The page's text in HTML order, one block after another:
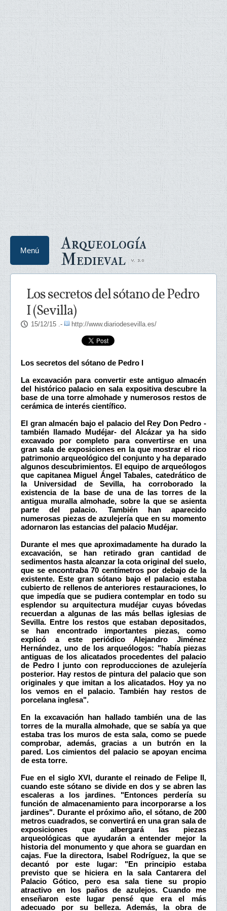
Arqueología
Medieval
Menú
Los secretos del sótano de Pedro
I (Sevilla)
15/12/15 .- http://www.diariodesevilla.es/
Los secretos del sótano de Pedro I
La excavación para convertir este antiguo almacén
del histórico palacio en sala expositiva descubre la
base de una torre almohade y numerosos restos de
cerámica de interés científico.
El gran almacén bajo el palacio del Rey Don Pedro -
también llamado Mudéjar- del Alcázar ya ha sido
excavado por completo para convertirse en una
gran sala de exposiciones en la que mostrar el rico
patrimonio arqueológico del conjunto y ha deparado
algunos descubrimientos. El equipo de arqueólogos
que capitanea Miguel Ángel Tabales, catedrático de
la Universidad de Sevilla, ha corroborado la
existencia de la base de una de las torres de la
antigua muralla almohade, sobre la que se asienta
parte del palacio. También han aparecido
numerosas piezas de azulejería que en su momento
adornaron las estancias del palacio Mudéjar.
Durante el mes que aproximadamente ha durado la
excavación, se han retirado gran cantidad de
sedimentos hasta alcanzar la cota original del suelo,
que se encontraba 70 centímetros por debajo de la
existente. Este gran sótano bajo el palacio estaba
cubierto de rellenos de anteriores restauraciones, lo
que impedía que se pudiera contemplar en todo su
esplendor su arquitectura mudéjar cuyas bóvedas
recuerdan a algunas de las más bellas iglesias de
Sevilla. Entre los restos que estaban depositados,
se han encontrado importantes piezas, como
explicó a este periódico Alejandro Jiménez
Hernández, uno de los arqueólogos: "había piezas
antiguas de los alicatados procedentes del palacio
de Pedro I junto con reproducciones de azulejería
posterior. Hay restos de pintura del palacio que son
originales y que imitan a los alicatados. Hoy ya no
los vemos en el palacio. También hay restos de
porcelana inglesa".
En la excavación han hallado también una de las
torres de la muralla almohade, que se sabía ya que
estaba tras los muros de esta sala, como se puede
comprobar, además, gracias a un butrón en la
pared. Los cimientos del palacio se apoyan encima
de esta torre.
Fue en el siglo XVI, durante el reinado de Felipe II,
cuando este sótano se divide en dos y se abren las
escaleras a los jardines. "Entonces perdería su
función de almacenamiento para incorporarse a los
jardines". Durante el próximo año, el sótano, de 200
metros cuadrados, se convertirá en una gran sala de
exposiciones que albergará las piezas
arqueológicas que ayudarán a entender mejor la
historia del monumento y que ahora se guardan en
cajas. Fue la directora, Isabel Rodríguez, la que se
decantó por este lugar: "En principio estaba
previsto que se hiciera en la sala Cantarera del
Palacio Gótico, pero esa sala tiene su propio
atractivo en los paños de azulejos. Cuando me
enseñaron este lugar pensé que era el más
adecuado por su belleza. Además, la obra de